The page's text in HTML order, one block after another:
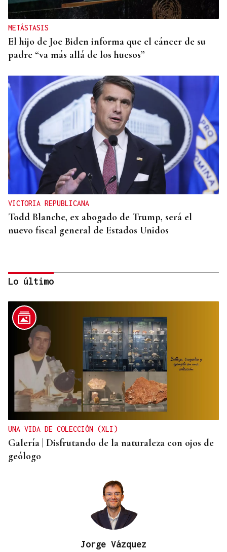
METÁSTASIS
El hijo de Joe Biden informa que el cáncer de su
padre “va más allá de los huesos”
VICTORIA REPUBLICANA
Todd Blanche, ex abogado de Trump, será el
nuevo fiscal general de Estados Unidos
REFORMAS
Donald Trump deberá pedir permiso al Congreso
para construir el salón de baile en la Casa Blanca
Lo último
UNA VIDA DE COLECCIÓN (XLI)
Galería | Disfrutando de la naturaleza con ojos de
geólogo
Jorge Vázquez